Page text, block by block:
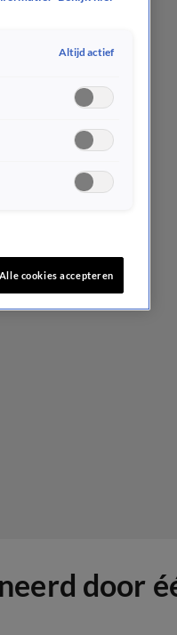
door
Altijd actief
Alle cookies accepteren